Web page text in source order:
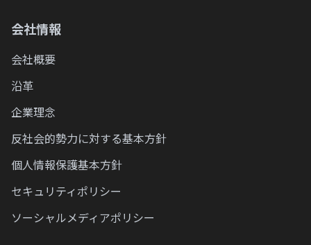
会社情報
会社概要
沿革
企業理念
反社会的勢力に対する基本方針
個人情報保護基本方針
セキュリティポリシー
ソーシャルメディアポリシー